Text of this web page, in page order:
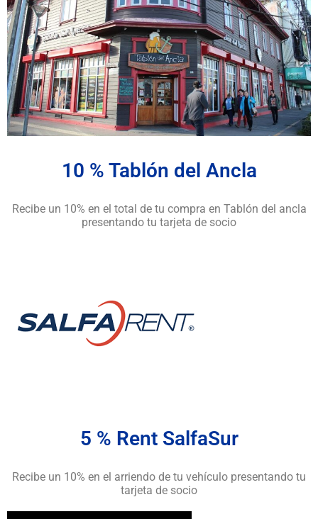
10 % Tablón del Ancla
Recibe un 10% en el total de tu compra en Tablón del ancla
presentando tu tarjeta de socio
5 % Rent SalfaSur
Recibe un 10% en el arriendo de tu vehículo presentando tu
tarjeta de socio